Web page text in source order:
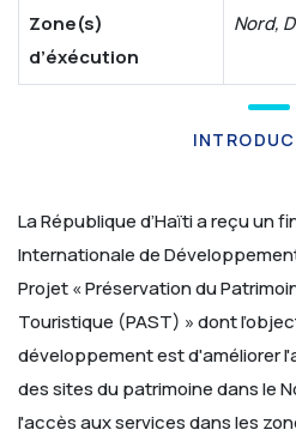
Zone(s)
d’éxécution
Nord,
La République d’Haïti a reçu un
Internationale de
Projet « Préservation du
Touristique (PAST) » dont
développement est d'améliorer
des sites du patrimoine dans le
l'accès aux services dans les